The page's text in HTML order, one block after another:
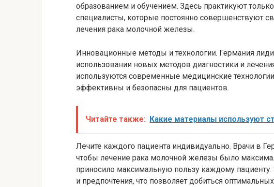
образованием и обучением. Здесь практикуют
специалисты, которые постоянно совершенствуют
лечения рака молочной железы.
Инновационные методы и технологии. Германия
использовании новых методов диагностики и
используются современные медицинские
эффективны и безопасны для пациентов.
Читайте также: Какие материалы используют
Лечите каждого пациента индивидуально. Врачи в
чтобы лечение рака молочной железы было
приносило максимальную пользу каждому пациенту.
и предпочтения, что позволяет добиться